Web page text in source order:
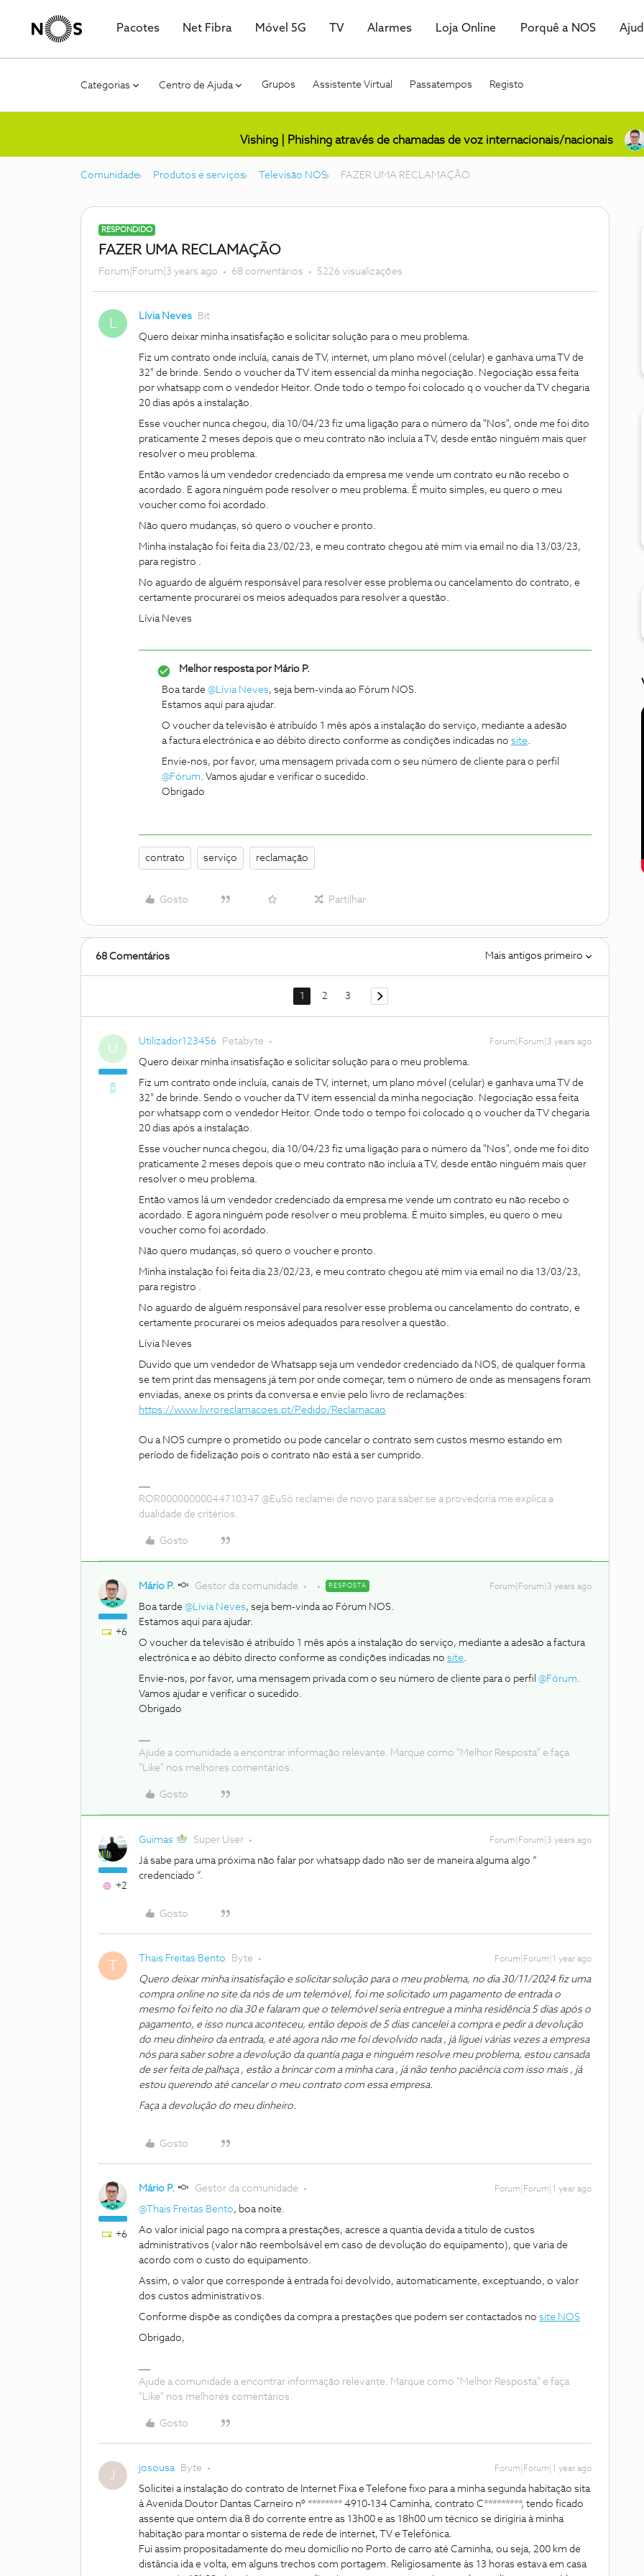
Pacotes Net Fibra Móvel 5G TV Alarmes Loja Online Porquê a NOS
Categorias Centro de Ajuda Grupos Assistente Virtual Passatempos Registo
Vishing | Phishing através de chamadas de voz internacionais/nacionais
Comunidade Produtos e serviços Televisão NOS FAZER UMA RECLAMAÇÃO
RESPONDIDO
FAZER UMA RECLAMAÇÃO
Forum|Forum|3 years ago 68 comentários 5226 visualizações
L Lívia Neves Bit
Quero deixar minha insatisfação e solicitar solução para o meu problema.
Fiz um contrato onde incluía, canais de TV, internet, um plano móvel (celular) e ganhava uma TV de
32" de brinde. Sendo o voucher da TV item essencial da minha negociação. Negociação essa feita
por whatsapp com o vendedor Heitor. Onde todo o tempo foi colocado q o voucher da TV chegaria
20 dias após a instalação.
Esse voucher nunca chegou, dia 10/04/23 fiz uma ligação para o número da "Nos", onde me foi dito
praticamente 2 meses depois que o meu contrato não incluía a TV, desde então ninguém mais quer
resolver o meu problema.
Então vamos lá um vendedor credenciado da empresa me vende um contrato eu não recebo o
acordado. E agora ninguém pode resolver o meu problema. É muito simples, eu quero o meu
voucher como foi acordado.
Não quero mudanças, só quero o voucher e pronto.
Minha instalação foi feita dia 23/02/23, e meu contrato chegou até mim via email no dia 13/03/23,
para registro .
No aguardo de alguém responsável para resolver esse problema ou cancelamento do contrato, e
certamente procurarei os meios adequados para resolver a questão.
Lívia Neves
Melhor resposta porMário P.
Boa tarde @Lívia Neves, seja bem-vinda ao Fórum NOS.
Estamos aqui para ajudar.
O voucher da televisão é atribuído 1 mês após a instalação do serviço, mediante a adesão
a factura electrónica e ao débito directo conforme as condições indicadas no site.
Envie-nos, por favor, uma mensagem privada com o seu número de cliente para o perfil
@Fórum. Vamos ajudar e verificar o sucedido.
Obrigado
contrato serviço reclamação
Gosto Partilhar
68 Comentários Mais antigos primeiro
1 2 3
U Utilizador123456 Petabyte Forum|Forum|3 years ago
Quero deixar minha insatisfação e solicitar solução para o meu problema.
Fiz um contrato onde incluía, canais de TV, internet, um plano móvel (celular) e ganhava uma TV de
32" de brinde. Sendo o voucher da TV item essencial da minha negociação. Negociação essa feita
por whatsapp com o vendedor Heitor. Onde todo o tempo foi colocado q o voucher da TV chegaria
20 dias após a instalação.
Esse voucher nunca chegou, dia 10/04/23 fiz uma ligação para o número da "Nos", onde me foi dito
praticamente 2 meses depois que o meu contrato não incluía a TV, desde então ninguém mais quer
resolver o meu problema.
Então vamos lá um vendedor credenciado da empresa me vende um contrato eu não recebo o
acordado. E agora ninguém pode resolver o meu problema. É muito simples, eu quero o meu
voucher como foi acordado.
Não quero mudanças, só quero o voucher e pronto.
Minha instalação foi feita dia 23/02/23, e meu contrato chegou até mim via email no dia 13/03/23,
para registro .
No aguardo de alguém responsável para resolver esse problema ou cancelamento do contrato, e
certamente procurarei os meios adequados para resolver a questão.
Lívia Neves
Duvido que um vendedor de Whatsapp seja um vendedor credenciado da NOS, de qualquer forma
se tem print das mensagens já tem por onde começar, tem o número de onde as mensagens foram
enviadas, anexe os prints da conversa e envie pelo livro de reclamações:
https://www.livroreclamacoes.pt/Pedido/Reclamacao
Ou a NOS cumpre o prometido ou pode cancelar o contrato sem custos mesmo estando em
período de fidelização pois o contrato não está a ser cumprido.
ROR00000000044710347 @EuSó reclamei de novo para saber se a provedoria me explica a
dualidade de critérios.
Gosto
+6
Mário P. Gestor da comunidade RESPOSTA Forum|Forum|3 years ago
Boa tarde @Lívia Neves, seja bem-vinda ao Fórum NOS.
Estamos aqui para ajudar.
O voucher da televisão é atribuído 1 mês após a instalação do serviço, mediante a adesão a factura
electrónica e ao débito directo conforme as condições indicadas no site.
Envie-nos, por favor, uma mensagem privada com o seu número de cliente para o perfil @Fórum.
Vamos ajudar e verificar o sucedido.
Obrigado
Ajude a comunidade a encontrar informação relevante. Marque como "Melhor Resposta" e faça
"Like" nos melhores comentários.
Gosto
+2
Guimas Super User Forum|Forum|3 years ago
Já sabe para uma próxima não falar por whatsapp dado não ser de maneira alguma algo “
credenciado “.
Gosto
Thais Freitas Bento Byte Forum|Forum|1 year ago
Quero deixar minha insatisfação e solicitar solução para o meu problema, no dia 30/11/2024 fiz uma
compra online no site da nós de um telemóvel, foi me solicitado um pagamento de entrada o
mesmo foi feito no dia 30 e falaram que o telemóvel seria entregue a minha residência 5 dias após o
pagamento, e isso nunca aconteceu, então depois de 5 dias cancelei a compra e pedir a devolução
do meu dinheiro da entrada, e até agora não me foi devolvido nada , já liguei várias vezes a empresa
nós para saber sobre a devolução da quantia paga e ninguém resolve meu problema, estou cansada
de ser feita de palhaça , estão a brincar com a minha cara , já não tenho paciência com isso mais , já
estou querendo até cancelar o meu contrato com essa empresa.
Faça a devolução do meu dinheiro.
Gosto
+6
Mário P. Gestor da comunidade Forum|Forum|1 year ago
@Thais Freitas Bento, boa noite.
Ao valor inicial pago na compra a prestações, acresce a quantia devida a titulo de custos
administrativos (valor não reembolsável em caso de devolução do equipamento), que varia de
acordo com o custo do equipamento.
Assim, o valor que corresponde à entrada foi devolvido, automaticamente, exceptuando, o valor
dos custos administrativos.
Conforme dispõe as condições da compra a prestações que podem ser contactados no site NOS
Obrigado,
Ajude a comunidade a encontrar informação relevante. Marque como "Melhor Resposta" e faça
"Like" nos melhores comentários.
Gosto
J josousa Byte Forum|Forum|1 year ago
Solicitei a instalação do contrato de Internet Fixa e Telefone fixo para a minha segunda habitação sita
à Avenida Doutor Dantas Carneiro nº ******** 4910-134 Caminha, contrato C*********, tendo ficado
assente que ontem dia 8 do corrente entre as 13h00 e as 18h00 um técnico se dirigiria à minha
habitação para montar o sistema de rede de internet, TV e Telefónica.
Fui assim propositadamente do meu domicílio no Porto de carro até Caminha, ou seja, 200 km de
distância ida e volta, em alguns trechos com portagem. Religiosamente às 13 horas estava em casa